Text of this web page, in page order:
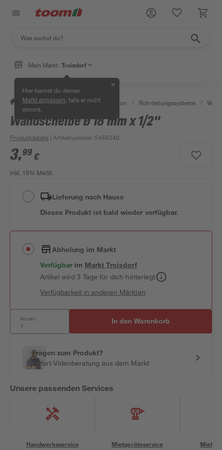
Mein Markt: Troisdorf
Hier kannst du deinen
Markt anpassen , falls er nicht
stimmt.
✕
/ Bad & Sanitär / Sanitärinstallation / Rohrleitungssysteme /
Wandscheibe Ø 18 mm x 1/2"
Produktdetails | Artikelnummer: 5486240
3,99 €
inkl. 19% MwSt.
Lieferung nach Hause
Dieses Produkt ist bald wieder verfügbar.
Abholung im Markt
Verfügbar im MarktTroisdorf
Artikel wird 3 Tage für dich hinterlegt
Verfügbarkeit in anderen Märkten
Anzahl: In den Warenkorb
Fragen zum Produkt?
Sofort-Videoberatung aus dem Markt
Unsere passenden Services
Handwerksservice Mietgeräteservice